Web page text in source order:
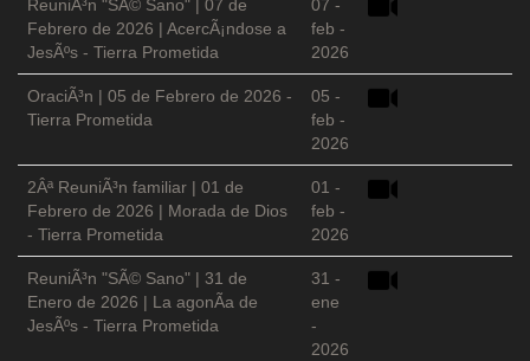
ReuniÃ³n "SÃ© Sano" | 07 de
Febrero de 2026 | AcercÃ¡ndose a
JesÃºs - Tierra Prometida
07 -
feb -
2026
OraciÃ³n | 05 de Febrero de 2026 -
Tierra Prometida
05 -
feb -
2026
2Âª ReuniÃ³n familiar | 01 de
Febrero de 2026 | Morada de Dios
- Tierra Prometida
01 -
feb -
2026
ReuniÃ³n "SÃ© Sano" | 31 de
Enero de 2026 | La agonÃ­a de
JesÃºs - Tierra Prometida
31 -
ene
-
2026